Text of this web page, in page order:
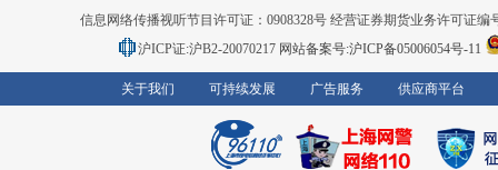
信息网络传播视听节目许可证：0908328号 经营证券期货业务许可证编
沪ICP证:沪B2-20070217 网站备案号:沪ICP备05006054号-11
关于我们 可持续发展 广告服务 供应商平台